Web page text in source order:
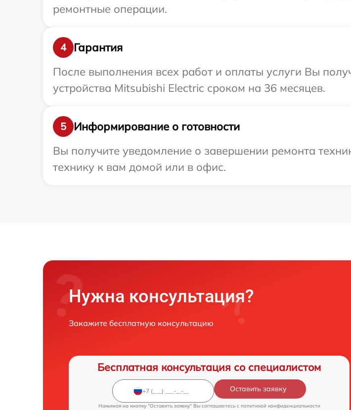
ремонтные операции.
4
Гарантия
После выполнения всех работ и оплаты услуги Вы
устройства Mitsubishi Electric сроком на 36 месяцев.
5
Информирование о готовности
Вы получите уведомление о завершении ремонта
технику к вам домой или в офис.
Нужна консультация?
Закажите бесплатную консультацию
Бесплатная консультация со специалистом
Оставить заявку
Нажимая на кнопку "Оставить заявку" Вы соглашаетесь c политикой конфиденциальности